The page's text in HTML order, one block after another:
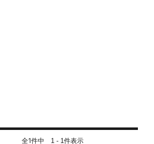
全1件中 1 - 1 件表示